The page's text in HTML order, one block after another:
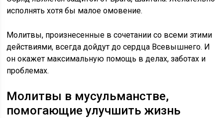
исполнять хотя бы малое омовение.
Молитвы, произнесенные в сочетании со всеми этими
действиями, всегда дойдут до сердца Всевышнего. И
он окажет максимальную помощь в делах, заботах и
проблемах.
Молитвы в мусульманстве,
помогающие улучшить жизнь